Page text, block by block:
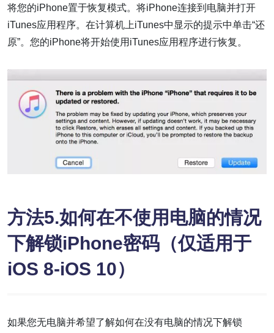
将您的iPhone置于恢复模式。将iPhone连接到电脑并打开
iTunes应用程序。在计算机上iTunes中显示的提示中单击“还
原”。您的iPhone将开始使用iTunes应用程序进行恢复。
方法5.如何在不使用电脑的情况
下解锁iPhone密码（仅适用于
iOS 8-iOS 10）
如果您无电脑并希望了解如何在没有电脑的情况下解锁